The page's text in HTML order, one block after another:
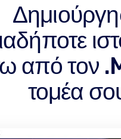
από τον
τομέα